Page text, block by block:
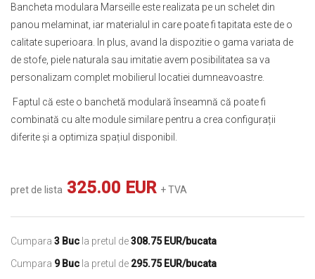
Bancheta modulara Marseille este realizata pe un schelet din
panou melaminat, iar materialul in care poate fi tapitata este de o
calitate superioara. In plus, avand la dispozitie o gama variata de
de stofe, piele naturala sau imitatie avem posibilitatea sa va
personalizam complet mobilierul locatiei dumneavoastre.
Faptul că este o banchetă modulară înseamnă că poate fi
combinată cu alte module similare pentru a crea configurații
diferite și a optimiza spațiul disponibil.
pret de lista 325.00 EUR + TVA
Cumpara 3 Buc la pretul de308.75 EUR/bucata
Cumpara 9 Buc la pretul de 295.75 EUR/bucata